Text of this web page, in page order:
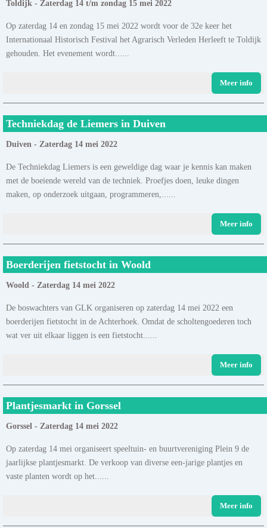
Toldijk - Zaterdag 14 t/m zondag 15 mei 2022
Op zaterdag 14 en zondag 15 mei 2022 wordt voor de 32e keer het
Internationaal Historisch Festival het Agrarisch Verleden Herleeft te Toldijk
gehouden. Het evenement wordt......
Meer info
Techniekdag de Liemers in Duiven
Duiven - Zaterdag 14 mei 2022
De Techniekdag Liemers is een geweldige dag waar je kennis kan maken
met de boeiende wereld van de techniek. Proefjes doen, leuke dingen
maken, op onderzoek uitgaan, programmeren,......
Meer info
Boerderijen fietstocht in Woold
Woold - Zaterdag 14 mei 2022
De boswachters van GLK organiseren op zaterdag 14 mei 2022 een
boerderijen fietstocht in de Achterhoek. Omdat de scholtengoederen toch
wat ver uit elkaar liggen is een fietstocht......
Meer info
Plantjesmarkt in Gorssel
Gorssel - Zaterdag 14 mei 2022
Op zaterdag 14 mei organiseert speeltuin- en buurtvereniging Plein 9 de
jaarlijkse plantjesmarkt. De verkoop van diverse een-jarige plantjes en
vaste planten wordt op het......
Meer info